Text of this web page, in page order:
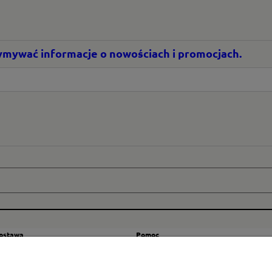
informacje o nowościach i promocjach.
Pomoc